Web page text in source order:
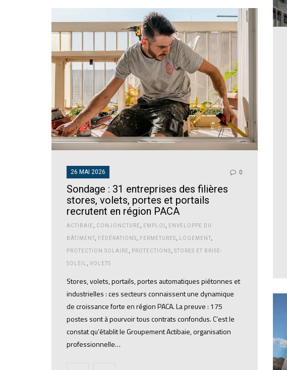
26 MAI 2026 0
Sondage : 31 entreprises des filières
stores, volets, portes et portails
recrutent en région PACA
ACTIBAIE, CONJONCTURE, EMPLOI , ENVELOPPE DU
BÂTIMENT, FÉDÉRATIONS, FERMETURES, LOGEMENT,
PROTECTION SOLAIRE, PROTECTIONS, STORES ET BRISE-
SOLEIL , VOLETS
Stores, volets, portails, portes automatiques piétonnes et
industrielles : ces secteurs connaissent une dynamique
de croissance forte en région PACA. La preuve : 175
postes sont à pourvoir tous contrats confondus. C’est le
constat qu’établit le Groupement Actibaie, organisation
professionnelle…